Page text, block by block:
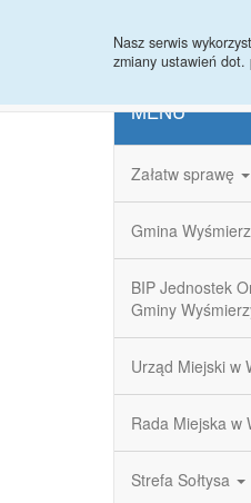
Nasz serwis
zmiany ustawień dot.
MENU
Załatw sprawę
Gmina
BIP Jednostek
Gminy
Urząd Miejski w
Rada Miejska w
Strefa Sołtysa